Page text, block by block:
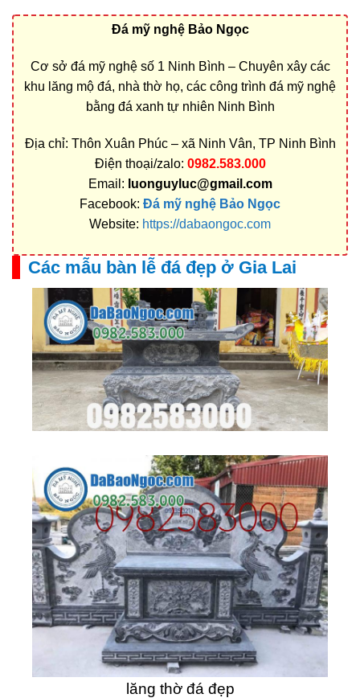
Đá mỹ nghệ Bảo Ngọc
Cơ sở đá mỹ nghệ số 1 Ninh Bình – Chuyên xây các
khu lăng mộ đá, nhà thờ họ, các công trình đá mỹ nghệ
bằng đá xanh tự nhiên Ninh Bình
Địa chỉ: Thôn Xuân Phúc – xã Ninh Vân, TP Ninh Bình
Điện thoại/zalo: 0982.583.000
Email: luonguyluc@gmail.com
Facebook: Đá mỹ nghệ Bảo Ngọc
Website: https://dabaongoc.com
Các mẫu bàn lễ đá đẹp ở Gia Lai
lăng thờ đá đẹp